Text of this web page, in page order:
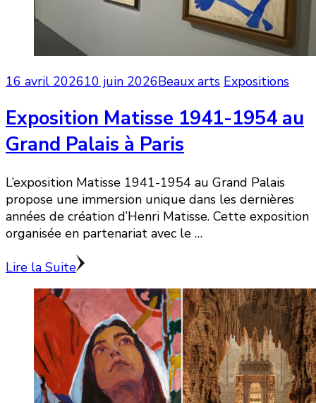
16 avril 202610 juin 2026Beaux arts Expositions
Exposition Matisse 1941-1954 au
Grand Palais à Paris
L’exposition Matisse 1941-1954 au Grand Palais
propose une immersion unique dans les dernières
années de création d’Henri Matisse. Cette exposition
organisée en partenariat avec le …
Lire la Suite